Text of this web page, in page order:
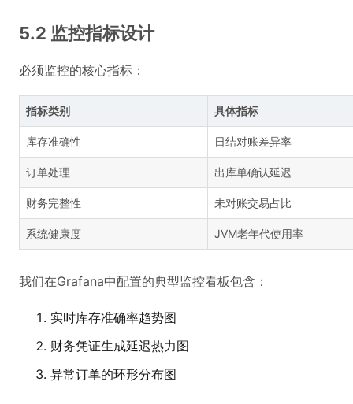
5.2 监控指标设计
必须监控的核心指标：
指标类别 具体指标
库存准确性 日结对账差异率
订单处理 出库单确认延迟
财务完整性 未对账交易占比
系统健康度 JVM老年代使用率
我们在Grafana中配置的典型监控看板包含：
实时库存准确率趋势图
财务凭证生成延迟热力图
异常订单的环形分布图